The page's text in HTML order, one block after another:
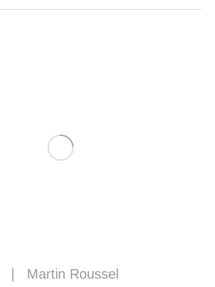
| Martin Roussel